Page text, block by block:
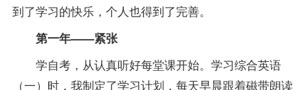
到了学习的快乐，个人也得到了完善。
第一年——紧张
学自考，从认真听好每堂课开始。学习综合英语
（一） 时，我制定了学习计划，每天早晨跟着磁带朗读